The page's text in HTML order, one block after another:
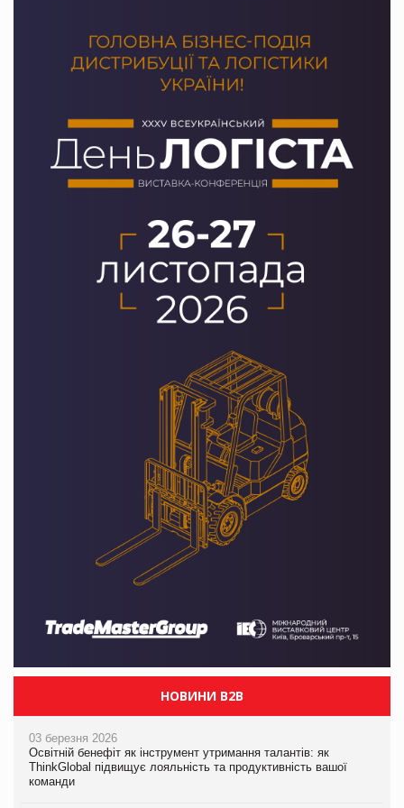
НОВИНИ B2B
03 березня 2026
Освітній бенефіт як інструмент утримання талантів: як
ThinkGlobal підвищує лояльність та продуктивність вашої
команди